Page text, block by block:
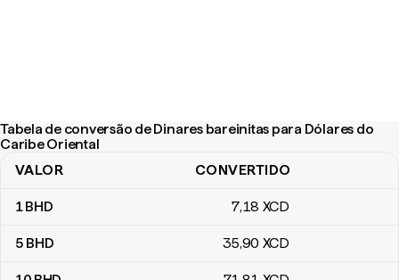
Tabela de conversão de Dinares bareinitas para Dólares do
Caribe Oriental
Tabela de conversão de Dinares bareinitas para Dólares do
VALOR CONVERTIDO
1BHD 7,18 XCD
5 BHD 35,90 XCD